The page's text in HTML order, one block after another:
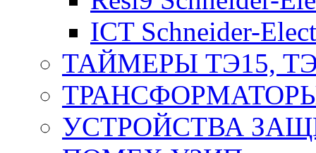
ICT Schneider-
ТАЙМЕРЫ ТЭ15,
УСТРОЙСТВА